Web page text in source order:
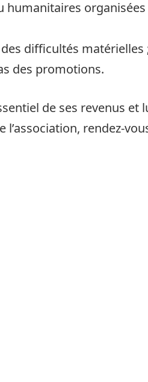
organisées
difficultés matérielles
des promotions.
de ses revenus et
rendez-